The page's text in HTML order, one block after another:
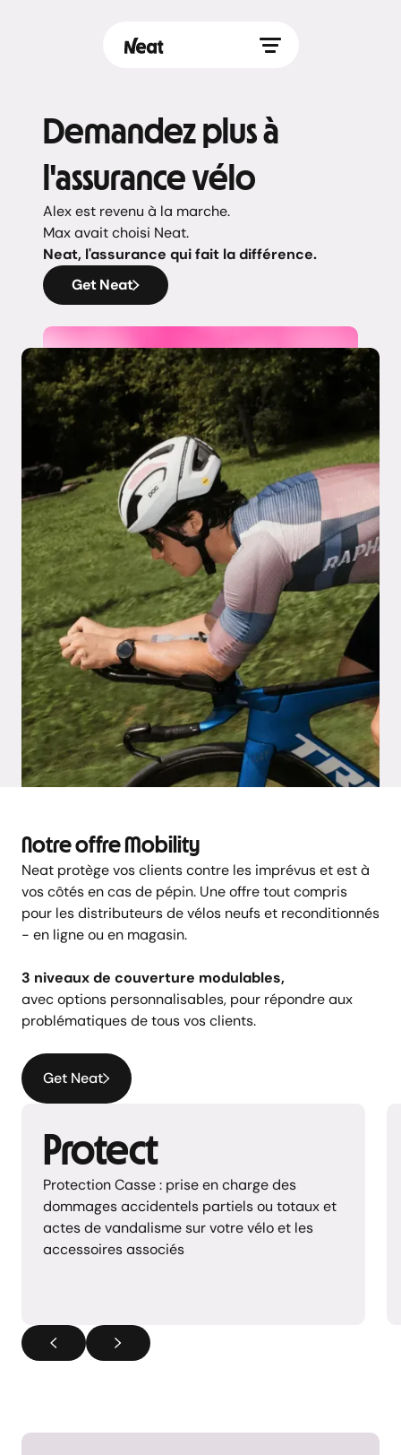
Demandez plus à
l'assurance vélo
Alex est revenu à la marche.
Max avait choisi Neat.
Neat, l'assurance qui fait la différence.
Get Neat
Notre offre Mobility
Neat protège vos clients contre les imprévus et est à
vos côtés en cas de pépin. Une offre tout compris
pour les distributeurs de vélos neufs et reconditionnés
- en ligne ou en magasin.
3 niveaux de couverture modulables,
avec options personnalisables, pour répondre aux
problématiques de tous vos clients.
Get Neat
Protect
Protection Casse : prise en charge des
dommages accidentels partiels ou totaux et
actes de vandalisme sur votre vélo et les
accessoires associés